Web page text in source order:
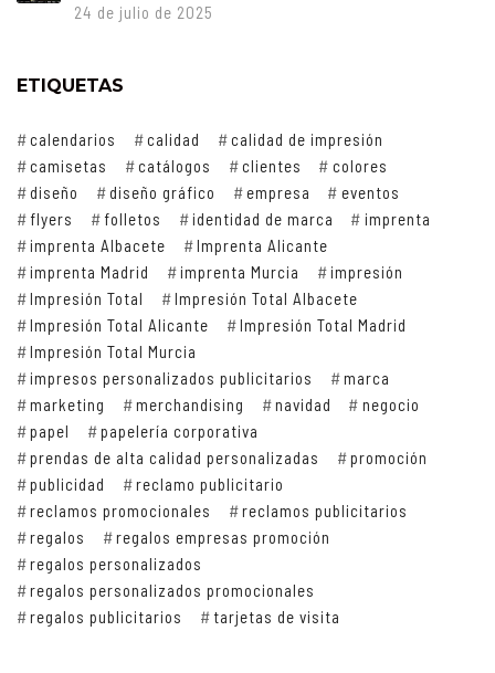
24 de julio de 2025
ETIQUETAS
calendarios calidad
calidad de impresión
camisetas
catálogos clientes
colores
diseño
diseño gráfico empresa
eventos
flyers
folletos identidad de marca
imprenta
imprenta Albacete
Imprenta Alicante
imprenta Madrid
imprenta Murcia
impresión
Impresión Total
Impresión Total Albacete
Impresión Total Alicante
Impresión Total Madrid
Impresión Total Murcia
impresos personalizados publicitarios
marca
marketing
merchandising navidad
negocio
papel
papelería corporativa
prendas de alta calidad personalizadas
promoción
publicidad
reclamo publicitario
reclamos promocionales
reclamos publicitarios
regalos
regalos empresas promoción
regalos personalizados
regalos personalizados promocionales
regalos publicitarios
tarjetas de visita